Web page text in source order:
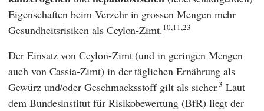
Eigenschaften beim Verzehr in grossen Mengen mehr
Gesundheitsrisiken als Ceylon-Zimt.10,11,23
Der Einsatz von Ceylon-Zimt (und in geringen Mengen
auch von Cassia-Zimt) in der täglichen Ernährung als
Gewürz und/oder Geschmacksstoff gilt als sicher.3 Laut
dem Bundesinstitut für Risikobewertung(BfR) liegt der